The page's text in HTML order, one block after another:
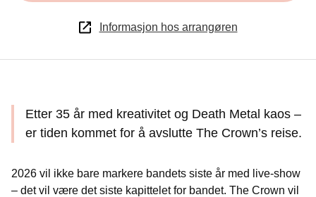
Informasjon hos arrangøren
Etter 35 år med kreativitet og Death Metal kaos –
er tiden kommet for å avslutte The Crown’s reise.
2026 vil ikke bare markere bandets siste år med live-show
– det vil være det siste kapittelet for bandet. The Crown vil